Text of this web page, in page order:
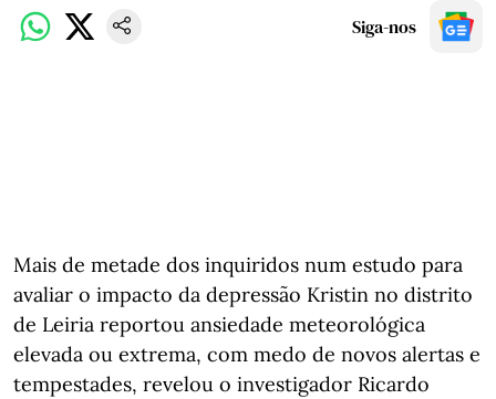
Siga-nos
Mais de metade dos inquiridos num estudo para
avaliar o impacto da depressão Kristin no distrito
de Leiria reportou ansiedade meteorológica
elevada ou extrema, com medo de novos alertas e
tempestades, revelou o investigador Ricardo